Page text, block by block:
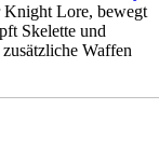
Knight Lore, bewegt
Skelette und
Waffen